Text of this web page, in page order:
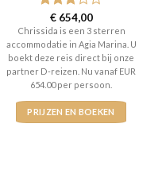
Gewaardeerd
3uit 5
€654,00
Chrissida is een 3 sterren
accommodatie in Agia Marina. U
boekt deze reis direct bij onze
partner D-reizen. Nu vanaf EUR
654.00 per persoon.
PRIJZEN EN BOEKEN